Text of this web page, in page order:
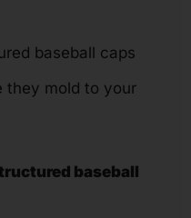
baseball caps
they mold to your
baseball